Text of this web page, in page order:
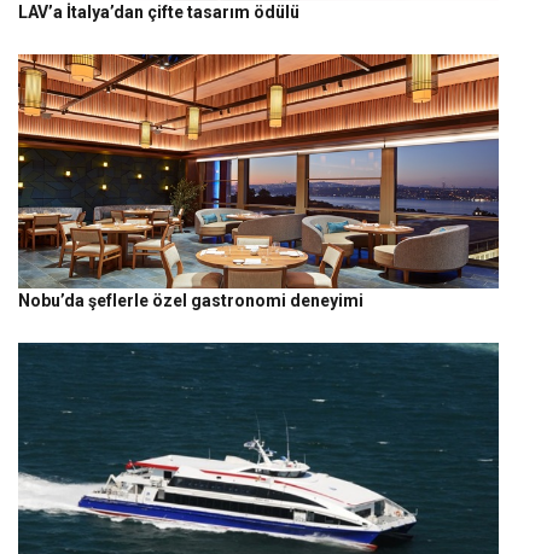
LAV’a İtalya’dan çifte tasarım ödülü
Nobu’da şeflerle özel gastronomi deneyimi